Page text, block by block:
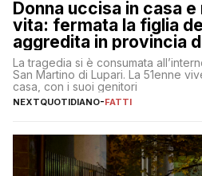
Donna uccisa in casa
vita: fermata la figlia
aggredita in provincia
La tragedia si è consumata
San Martino di Lupari. La 51enne
casa, con i suoi genitori
NEXTQUOTIDIANO-FATTI